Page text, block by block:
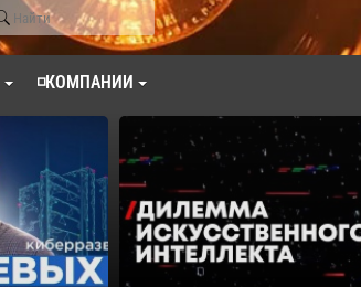
◽КОМПАНИИ